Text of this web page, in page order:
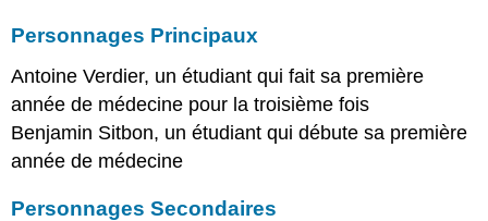
Personnages Principaux
Antoine Verdier, un étudiant qui fait sa première
année de médecine pour la troisième fois
Benjamin Sitbon, un étudiant qui débute sa première
année de médecine
Personnages Secondaires